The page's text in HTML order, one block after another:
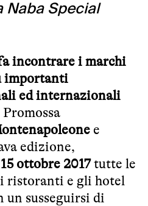
Special
incontrare i marchi
importanti
ed internazionali
Promossa
e
edizione,
ottobre 2017tutte le
ristoranti e gli hotel
un susseguirsi di